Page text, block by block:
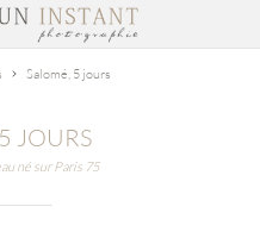
Salomé, 5 jours
JOURS
né sur Paris 75